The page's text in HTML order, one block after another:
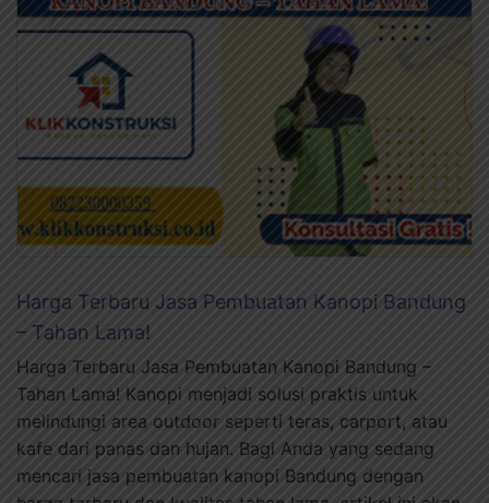
Harga Terbaru Jasa Pembuatan Kanopi Bandung
– Tahan Lama!
Harga Terbaru Jasa Pembuatan Kanopi Bandung –
Tahan Lama! Kanopi menjadi solusi praktis untuk
melindungi area outdoor seperti teras, carport, atau
kafe dari panas dan hujan. Bagi Anda yang sedang
mencari jasa pembuatan kanopi Bandung dengan